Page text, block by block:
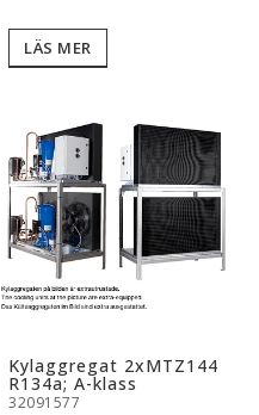
LÄS MER
Kylaggregat 2xMTZ144
R134a; A-klass
32091577